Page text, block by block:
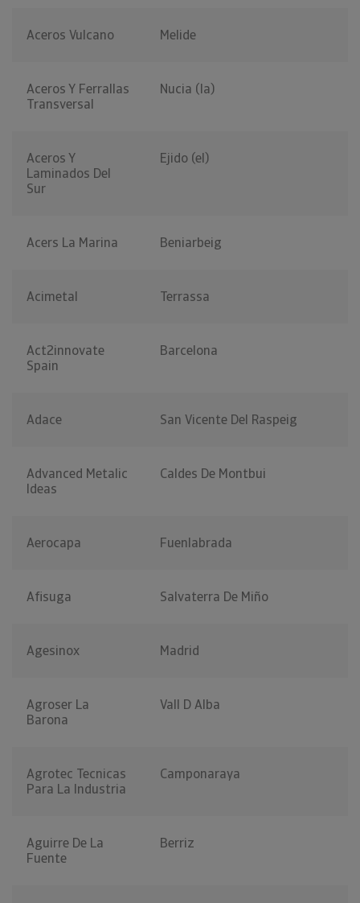
Aceros Vulcano Melide
Aceros Y Ferrallas
Transversal
Nucia (la)
Aceros Y
Laminados Del
Sur
Ejido (el)
Acers La Marina Beniarbeig
Acimetal Terrassa
Act2innovate
Spain
Barcelona
Adace San Vicente Del Raspeig
Advanced Metalic
Ideas
Caldes De Montbui
Aerocapa Fuenlabrada
Afisuga Salvaterra De Miño
Agesinox Madrid
Agroser La
Barona
Vall D Alba
Agrotec Tecnicas
Para La Industria
Camponaraya
Aguirre De La
Fuente
Berriz